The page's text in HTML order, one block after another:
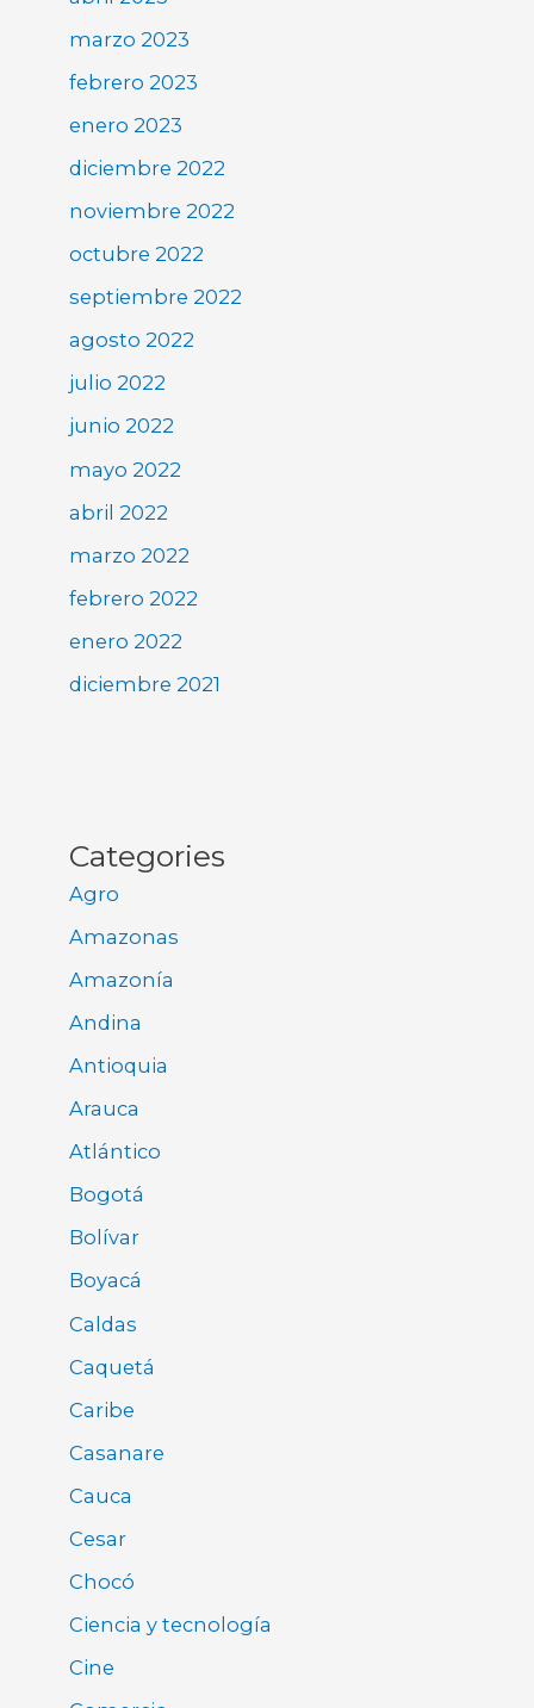
marzo 2023
febrero 2023
enero 2023
diciembre 2022
noviembre 2022
octubre 2022
septiembre 2022
agosto 2022
julio 2022
junio 2022
mayo 2022
abril 2022
marzo 2022
febrero 2022
enero 2022
diciembre 2021
Categories
Agro
Amazonas
Amazonía
Andina
Antioquia
Arauca
Atlántico
Bogotá
Bolívar
Boyacá
Caldas
Caquetá
Caribe
Casanare
Cauca
Cesar
Chocó
Ciencia y tecnología
Cine